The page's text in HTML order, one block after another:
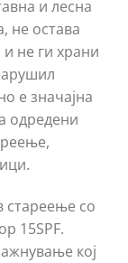
и лесна
не остава
не ги храни
е значајна
одредени
со
15SPF.
кој